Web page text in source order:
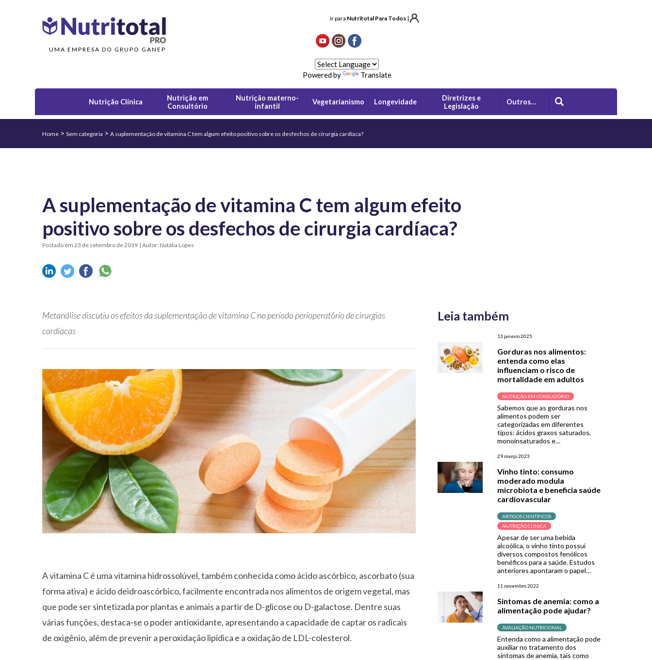
UMA EMPRESA DO GRUPO GANEP
Powered by Translate
ir para Nutritotal Para Todos |
Nutrição Clínica
Nutrição em
Consultório
Nutrição materno-
infantil
Vegetarianismo Longevidade
Diretrizes e
Legislação
Outros…
Home > Sem categoria > A suplementação de vitamina C tem algum efeito positivo sobre os desfechos de cirurgia cardíaca?
A suplementação de vitamina C tem algum efeito
positivo sobre os desfechos de cirurgia cardíaca?
Postado em 23 de setembro de 2019 | Autor: Natália Lopes
Metanálise discutiu os efeitos da suplementação de vitamina C no período perioperatório de cirurgias
cardíacas
A vitamina C é uma vitamina hidrossolúvel, também conhecida como ácido ascórbico, ascorbato (sua
forma ativa) e ácido deidroascórbico, facilmente encontrada nos alimentos de origem vegetal, mas
que pode ser sintetizada por plantas e animais a partir de D-glicose ou D-galactose. Dentre suas
várias funções, destaca-se o poder antioxidante, apresentando a capacidade de captar os radicais
de oxigênio, além de prevenir a peroxidação lipídica e a oxidação de LDL-colesterol.
Leia também
13 janeiro 2025
Gorduras nos alimentos:
entenda como elas
influenciam o risco de
mortalidade em adultos
NUTRIÇÃO EM CONSULTÓRIO
Sabemos que as gorduras nos
alimentos podem ser
categorizadas em diferentes
tipos: ácidos graxos saturados,
monoinsaturados e
consumo de alimentos ricos em
desincentivado, visto que seu
excesso pode aumentar o risco
para doenças cardiovasculares.
Por outro lado, os ácidos graxos
papel vital na prevenção de […]
29 março 2023
Vinho tinto: consumo
moderado modula
microbiota e beneficia saúde
cardiovascular
ARTIGOS CIENTÍFICOS
NUTRIÇÃO CLÍNICA
Apesar de ser uma bebida
alcoólica, o vinho tinto possui
diversos compostos fenólicos
benéficos para a saúde. Estudos
anteriores apontaram o papel
N-óxido de trimetilamina (TMAO),
microbiota e relacionado a
doenças cardiovasculares. Para
cardioprotetor, uma nova pesquisa
avaliou o consumo moderado de
vinho […]
11 novembro 2022
Sintomas de anemia: como a
alimentação pode ajudar?
AVALIAÇÃO NUTRICIONAL
Entenda como a alimentação pode
auxiliar no tratamento dos
sintomas de anemia, tais como